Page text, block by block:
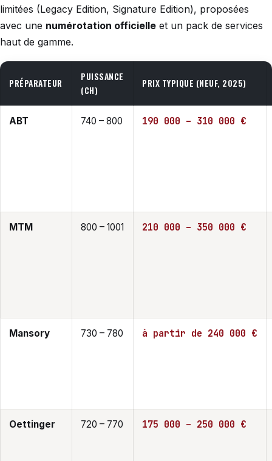
limitées (Legacy Edition, Signature Edition), proposées
avec une numérotation officielle et un pack de services
haut de gamme.
PRÉPARATEUR
PUISSANCE
(CH)
PRIX TYPIQUE (NEUF, 2025)
ABT 740 – 800 190 000 – 310 000 €
MTM 800 – 1001 210 000 – 350 000 €
Mansory 730 – 780 à partir de 240 000 €
Oettinger 720 – 770 175 000 – 250 000 €